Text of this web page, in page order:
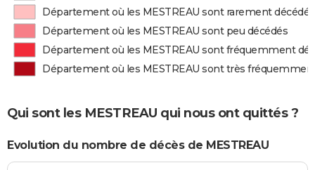
Département où les MESTREAU sont rarement décédés
Département où les MESTREAU sont peu décédés
Département où les MESTREAU sont fréquemment
Département où les MESTREAU sont très
Qui sont les MESTREAU qui nous ont quittés ?
Evolution du nombre de décès de MESTREAU